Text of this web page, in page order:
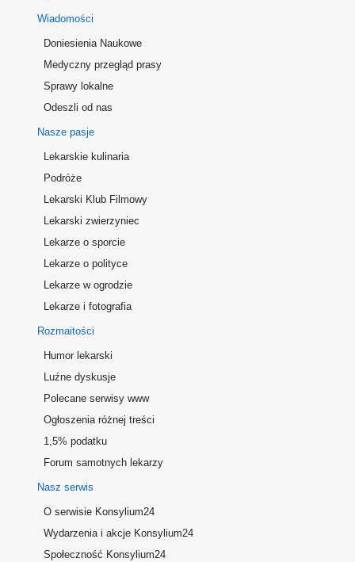
Wiadomości
Doniesienia Naukowe
Medyczny przegląd prasy
Sprawy lokalne
Odeszli od nas
Nasze pasje
Lekarskie kulinaria
Podróże
Lekarski Klub Filmowy
Lekarski zwierzyniec
Lekarze o sporcie
Lekarze o polityce
Lekarze w ogrodzie
Lekarze i fotografia
Rozmaitości
Humor lekarski
Luźne dyskusje
Polecane serwisy www
Ogłoszenia różnej treści
1,5% podatku
Forum samotnych lekarzy
Nasz serwis
O serwisie Konsylium24
Wydarzenia i akcje Konsylium24
Społeczność Konsylium24